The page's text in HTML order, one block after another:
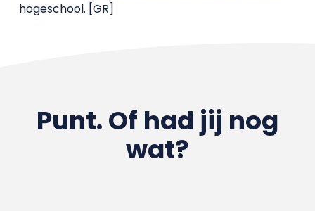
hogeschool. [GR]
Punt. Of had jij nog
wat?